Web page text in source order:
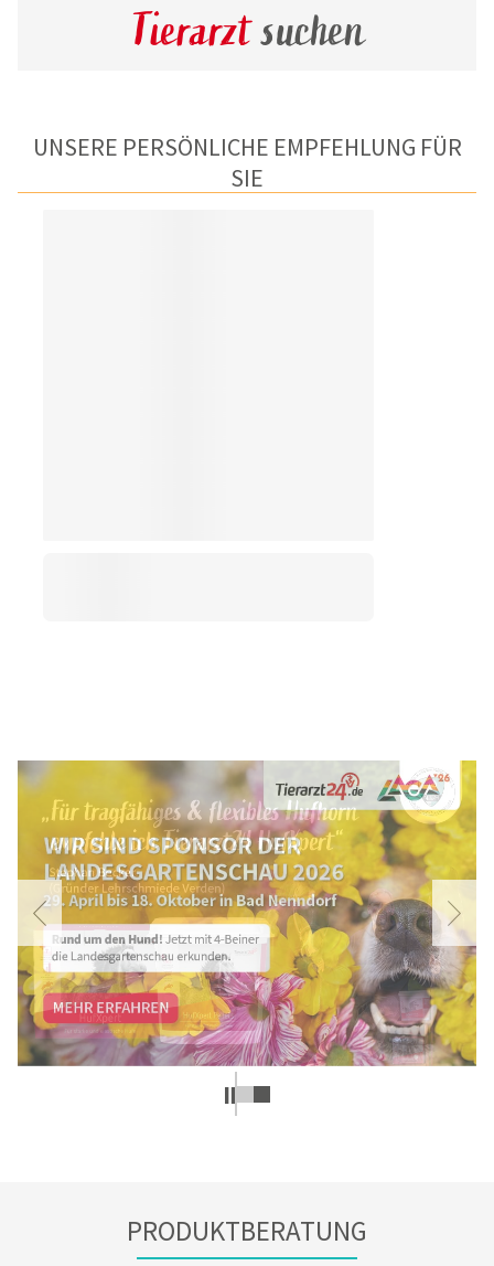
Tierarztsuchen
UNSERE PERSÖNLICHE EMPFEHLUNG FÜR
SIE
PRODUKTBERATUNG